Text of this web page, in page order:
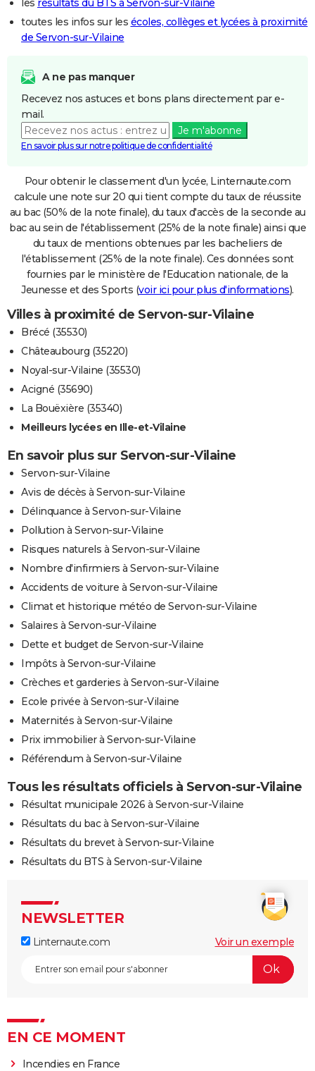
les résultats du BTS à Servon-sur-Vilaine
toutes les infos sur les écoles, collèges et lycées à proximité
de Servon-sur-Vilaine
A ne pas manquer
Recevez nos astuces et bons plans directement par e-
mail.
Je m'abonne
En savoir plus sur notre politique de confidentialité
Pour obtenir le classement d'un lycée, Linternaute.com
calcule une note sur 20 qui tient compte du taux de réussite
au bac (50% de la note finale), du taux d'accès de la seconde au
bac au sein de l'établissement (25% de la note finale) ainsi que
du taux de mentions obtenues par les bacheliers de
l'établissement (25% de la note finale). Ces données sont
fournies par le ministère de l'Education nationale, de la
Jeunesse et des Sports (voir ici pour plus d'informations).
Villes à proximité de Servon-sur-Vilaine
Brécé (35530)
Châteaubourg (35220)
Noyal-sur-Vilaine (35530)
Acigné (35690)
La Bouëxière (35340)
Meilleurs lycées en Ille-et-Vilaine
En savoir plus sur Servon-sur-Vilaine
Servon-sur-Vilaine
Avis de décès à Servon-sur-Vilaine
Délinquance à Servon-sur-Vilaine
Pollution à Servon-sur-Vilaine
Risques naturels à Servon-sur-Vilaine
Nombre d'infirmiers à Servon-sur-Vilaine
Accidents de voiture à Servon-sur-Vilaine
Climat et historique météo de Servon-sur-Vilaine
Salaires à Servon-sur-Vilaine
Dette et budget de Servon-sur-Vilaine
Impôts à Servon-sur-Vilaine
Crèches et garderies à Servon-sur-Vilaine
Ecole privée à Servon-sur-Vilaine
Maternités à Servon-sur-Vilaine
Prix immobilier à Servon-sur-Vilaine
Référendum à Servon-sur-Vilaine
Tous les résultats officiels à Servon-sur-Vilaine
Résultat municipale 2026 à Servon-sur-Vilaine
Résultats du bac à Servon-sur-Vilaine
Résultats du brevet à Servon-sur-Vilaine
Résultats du BTS à Servon-sur-Vilaine
NEWSLETTER
Linternaute.com Voir un exemple
EN CE MOMENT
Incendies en France